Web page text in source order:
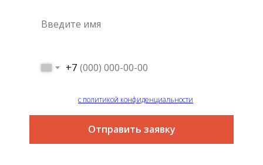
+7
с политикой конфиденциальности
Отправить заявку